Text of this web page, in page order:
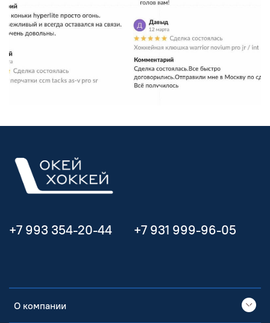
О компании
+7 993 354-20-44 +7 931 999-96-05